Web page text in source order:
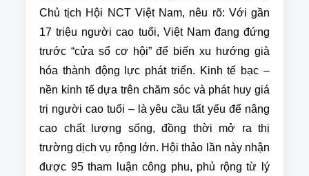
Chủ tịch Hội NCT Việt Nam, nêu rõ: Với gần
17 triệu người cao tuổi, Việt Nam đang đứng
trước “cửa sổ cơ hội” để biến xu hướng già
hóa thành động lực phát triển. Kinh tế bạc –
nền kinh tế dựa trên chăm sóc và phát huy giá
trị người cao tuổi – là yêu cầu tất yếu để nâng
cao chất lượng sống, đồng thời mở ra thị
trường dịch vụ rộng lớn. Hội thảo lần này nhận
được 95 tham luận công phu, phủ rộng từ lý